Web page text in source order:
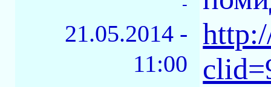
-
21.05.2014 -
11:00